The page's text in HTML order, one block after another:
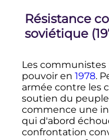
Résistance
soviétique
Les
pouvoir en 1978.
armée contre les
soutien du
commence une
qui d'abord
confrontation